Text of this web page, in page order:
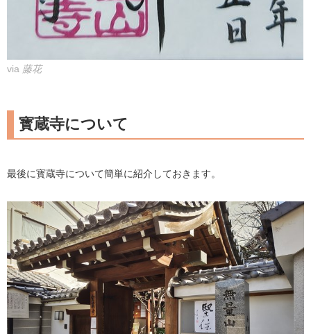
via 藤花
寳蔵寺について
最後に寳蔵寺について簡単に紹介しておきます。